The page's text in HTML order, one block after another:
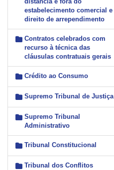
estabelecimento comercial e
direito de arrependimento
Contratos celebrados com
recurso à técnica das
cláusulas contratuais gerais
Crédito ao Consumo
Supremo Tribunal de Justiça
Supremo Tribunal
Administrativo
Tribunal Constitucional
Tribunal dos Conflitos